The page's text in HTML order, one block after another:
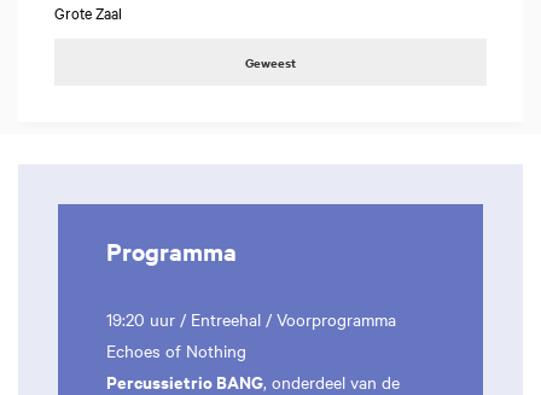
Grote Zaal
Geweest
Programma
19:20 uur / Entreehal / Voorprogramma
Echoes of Nothing
Percussietrio BANG, onderdeel van de